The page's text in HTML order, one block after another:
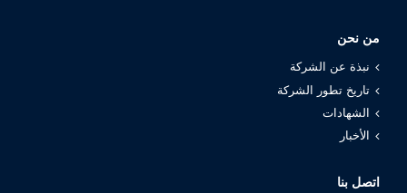
من نحن
نبذة عن الشركة
تاريخ تطور الشركة
الشهادات
الأخبار
اتصل بنا